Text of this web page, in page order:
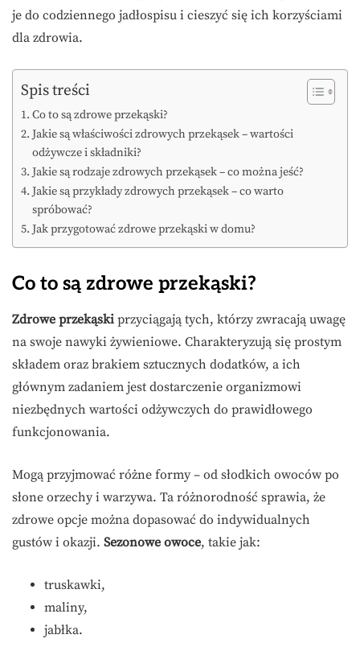
je do codziennego jadłospisu i cieszyć się ich korzyściami
dla zdrowia.
Spis treści
Co to są zdrowe przekąski?
Jakie są właściwości zdrowych przekąsek – wartości
odżywcze i składniki?
Jakie są rodzaje zdrowych przekąsek – co można jeść?
Jakie są przykłady zdrowych przekąsek – co warto
spróbować?
Jak przygotować zdrowe przekąski w domu?
Co to są zdrowe przekąski?
Zdrowe przekąski przyciągają tych, którzy zwracają uwagę
na swoje nawyki żywieniowe. Charakteryzują się prostym
składem oraz brakiem sztucznych dodatków, a ich
głównym zadaniem jest dostarczenie organizmowi
niezbędnych wartości odżywczych do prawidłowego
funkcjonowania.
Mogą przyjmować różne formy – od słodkich owoców po
słone orzechy i warzywa. Ta różnorodność sprawia, że
zdrowe opcje można dopasować do indywidualnych
gustów i okazji. Sezonowe owoce, takie jak:
truskawki,
maliny,
jabłka.